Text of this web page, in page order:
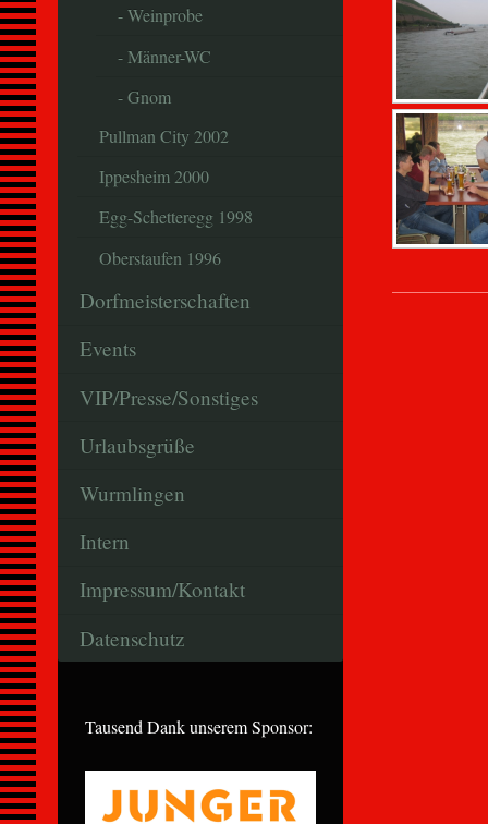
- Weinprobe
- Männer-WC
- Gnom
Pullman City 2002
Ippesheim 2000
Egg-Schetteregg 1998
Oberstaufen 1996
Dorfmeisterschaften
Events
VIP/Presse/Sonstiges
Urlaubsgrüße
Wurmlingen
Intern
Impressum/Kontakt
Datenschutz
Tausend Dank unserem Sponsor: